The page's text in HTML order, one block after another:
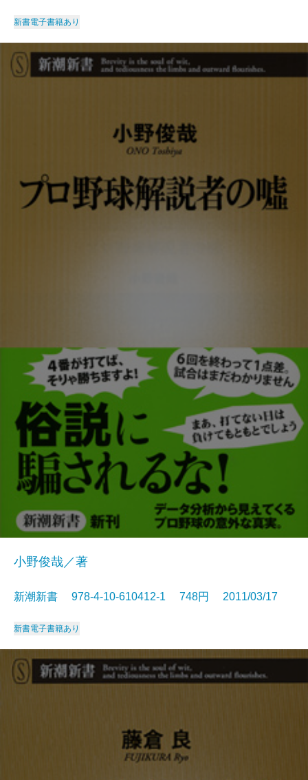
新書電子書籍あり
小野俊哉／著
新潮新書 978-4-10-610412-1 748円 2011/03/17
新書電子書籍あり